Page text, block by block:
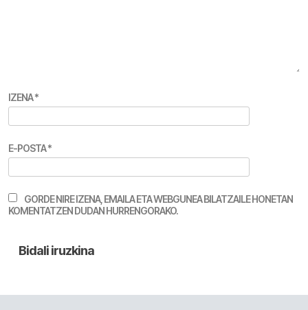
IZENA*
E-POSTA*
GORDE NIRE IZENA, EMAILA ETA WEBGUNEA BILATZAILE HONETAN
KOMENTATZEN DUDAN HURRENGORAKO.